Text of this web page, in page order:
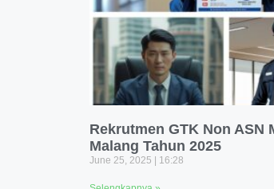
Rekrutmen GTK Non ASN
Malang Tahun 2025
June 25, 2025 16:28